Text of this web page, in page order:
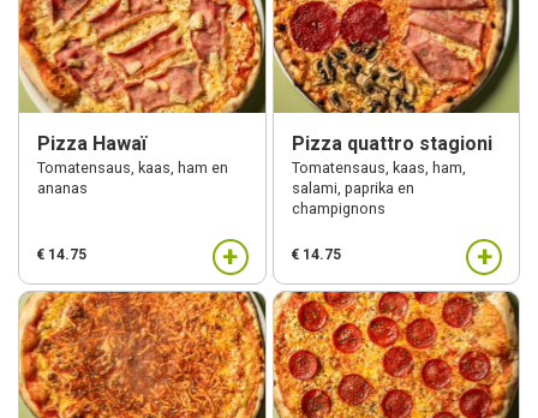
Pizza Hawaï
Tomatensaus, kaas, ham en
ananas
€ 14.75 +
Pizza quattro stagioni
Tomatensaus, kaas, ham,
salami, paprika en
champignons
€ 14.75 +